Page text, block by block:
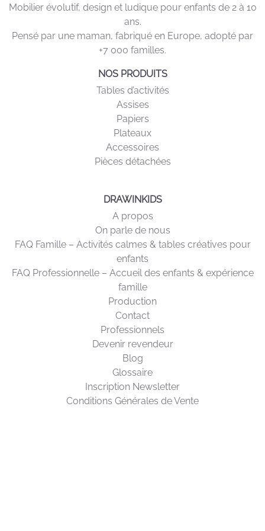
Mobilier évolutif, design et ludique pour enfants de 2 à 10
ans.
Pensé par une maman, fabriqué en Europe, adopté par
+7 000 familles.
Tables d’activités
Assises
Papiers
Plateaux
Accessoires
A propos
On parle de nous
FAQ Famille – Activités calmes & tables créatives pour
enfants
FAQ Professionnelle – Accueil des enfants & expérience
famille
Production
Contact
Professionnels
Devenir revendeur
Blog
Glossaire
Inscription Newsletter